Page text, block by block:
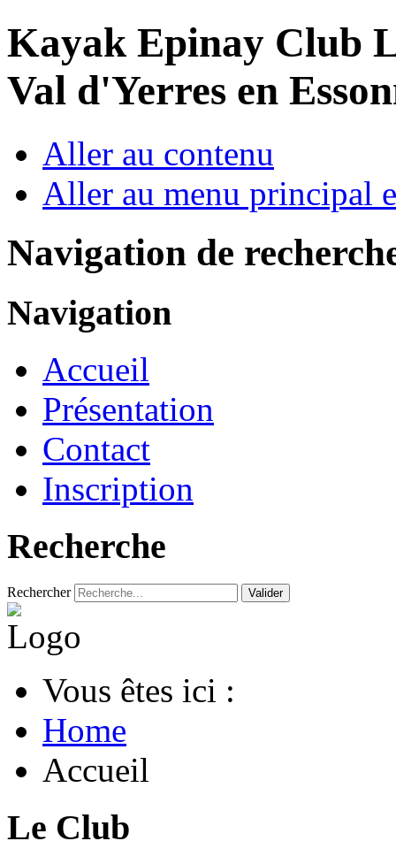
Kayak Epinay Club
Val d'Yerres en
Aller au contenu
Aller au menu principal
Navigation de
Navigation
Accueil
Présentation
Contact
Inscription
Recherche
Rechercher Valider
Vous êtes ici :
Home
Accueil
Le Club